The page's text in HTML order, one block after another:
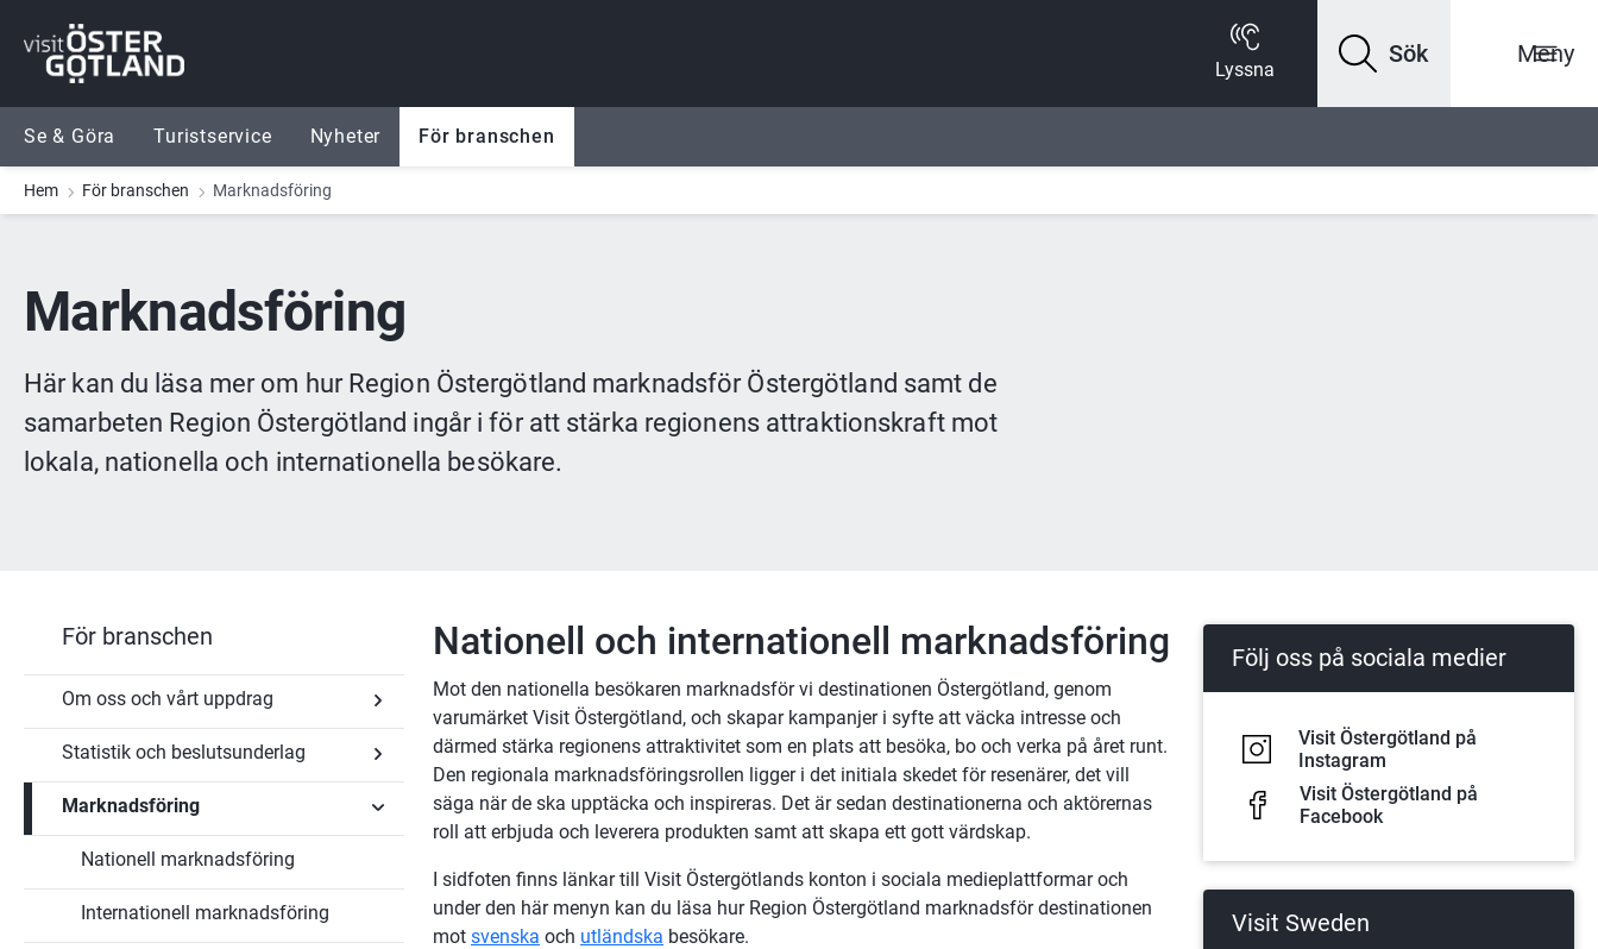
Gå till innehåll
Gå till meny
Gå till sidfot
Lyssna
Sök Meny
Se & Göra Turistservice Nyheter För branschen
Hem För branschen Marknadsföring
Marknadsföring
Här kan du läsa mer om hur Region Östergötland marknadsför Östergötland samt de
samarbeten Region Östergötland ingår i för att stärka regionens attraktionskraft mot
lokala, nationella och internationella besökare.
För branschen
Om oss och vårt uppdrag
Undersidor
för
oss
och
Statistik och beslutsunderlag
Undersidor
för
beslutsunderlag
Marknadsföring
för
Marknadsföring
Nationell marknadsföring
Internationell marknadsföring
Nationell och internationell marknadsföring
Mot den nationella besökaren marknadsför vi destinationen Östergötland, genom
varumärket Visit Östergötland, och skapar kampanjer i syfte att väcka intresse och
därmed stärka regionens attraktivitet som en plats att besöka, bo och verka på året runt.
Den regionala marknadsföringsrollen ligger i det initiala skedet för resenärer, det vill
säga när de ska upptäcka och inspireras. Det är sedan destinationerna och aktörernas
roll att erbjuda och leverera produkten samt att skapa ett gott värdskap.
I sidfoten finns länkar till Visit Östergötlands konton i sociala medieplattformar och
under den här menyn kan du läsa hur Region Östergötland marknadsför destinationen
mot svenska och utländska besökare.
Följ oss på sociala medier
Visit Östergötland på
Instagram
Visit Östergötland på
Facebook
Visit Sweden